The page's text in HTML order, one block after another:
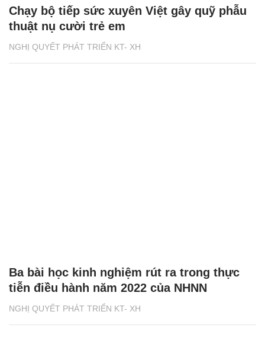
NGHỊ QUYẾT PHÁT TRIỂN KT- XH
Chạy bộ tiếp sức xuyên Việt gây quỹ phẫu
thuật nụ cười trẻ em
NGHỊ QUYẾT PHÁT TRIỂN KT- XH
Ba bài học kinh nghiệm rút ra trong thực
tiễn điều hành năm 2022 của NHNN